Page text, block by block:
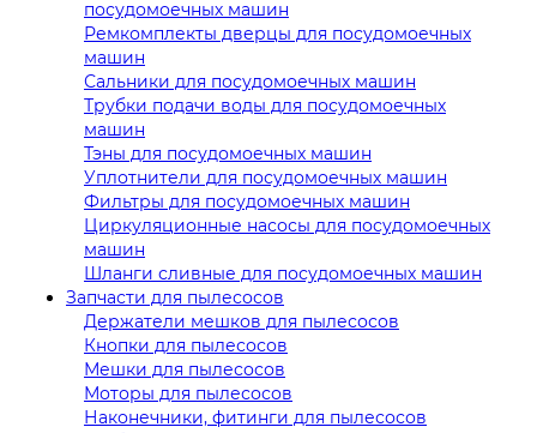
посудомоечных машин
Ремкомплекты дверцы для посудомоечных
машин
Сальники для посудомоечных машин
Трубки подачи воды для посудомоечных
машин
Тэны для посудомоечных машин
Уплотнители для посудомоечных машин
Фильтры для посудомоечных машин
Циркуляционные насосы для посудомоечных
машин
Шланги сливные для посудомоечных машин
Запчасти для пылесосов
Держатели мешков для пылесосов
Кнопки для пылесосов
Мешки для пылесосов
Моторы для пылесосов
Наконечники, фитинги для пылесосов